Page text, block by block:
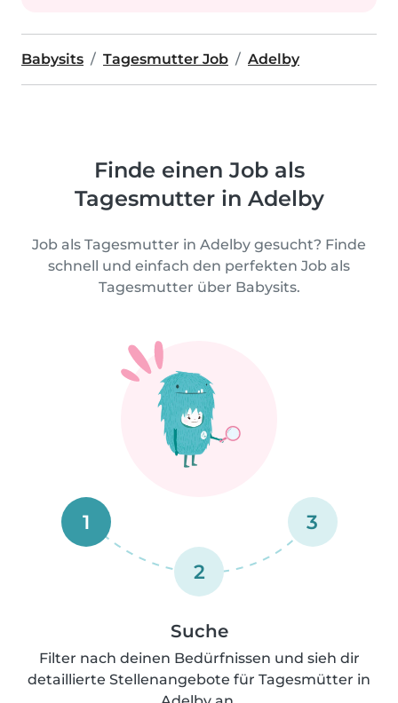
Babysits Tagesmutter Job Adelby
Finde einen Job als
Tagesmutter in Adelby
Job als Tagesmutter in Adelby gesucht? Finde
schnell und einfach den perfekten Job als
Tagesmutter über Babysits.
1
2
3
Suche
Filter nach deinen Bedürfnissen und sieh dir
detaillierte Stellenangebote für Tagesmütter in